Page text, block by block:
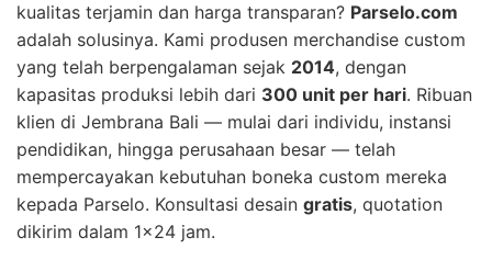
kualitas terjamin dan harga transparan? Parselo.com
adalah solusinya. Kami produsen merchandise custom
yang telah berpengalaman sejak 2014, dengan
kapasitas produksi lebih dari 300 unit per hari. Ribuan
klien di Jembrana Bali — mulai dari individu, instansi
pendidikan, hingga perusahaan besar — telah
mempercayakan kebutuhan boneka custom mereka
kepada Parselo. Konsultasi desain gratis, quotation
dikirim dalam 1×24 jam.